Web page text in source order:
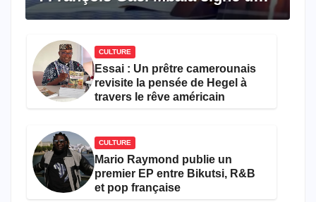
premier roman porté par la
CULTURE
Essai : Un prêtre camerounais
revisite la pensée de Hegel à
travers le rêve américain
CULTURE
Mario Raymond publie un
premier EP entre Bikutsi, R&B
et pop française